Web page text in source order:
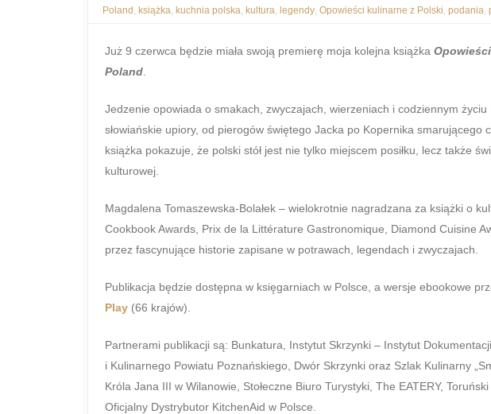
Poland , książka, kuchnia polska, kultura, legendy, Opowieści kulinarne z Polski, podania,
Już 9 czerwca będzie miała swoją premierę moja kolejna książka
Poland
Jedzenie opowiada o smakach, zwyczajach, wierzeniach i codziennym
słowiańskie upiory, od pierogów świętego Jacka po Kopernika smarującego
książka pokazuje, że polski stół jest nie tylko miejscem posiłku, lecz także
kulturowej.
Magdalena Tomaszewska-Bolałek – wielokrotnie nagradzana za książki o
Cookbook Awards, Prix de la Littérature Gastronomique, Diamond Cuisine
przez fascynujące historie zapisane w potrawach, legendach i zwyczajach.
Publikacja będzie dostępna w księgarniach w Polsce, a wersje ebookowe
Play (66 krajów).
Partnerami publikacji są: Bunkatura, Instytut Skrzynki – Instytut
i Kulinarnego Powiatu Poznańskiego, Dwór Skrzynki oraz Szlak Kulinarny
Króla Jana III w Wilanowie, Stołeczne Biuro Turystyki, The EATERY,
Oficjalny Dystrybutor KitchenAid w Polsce.